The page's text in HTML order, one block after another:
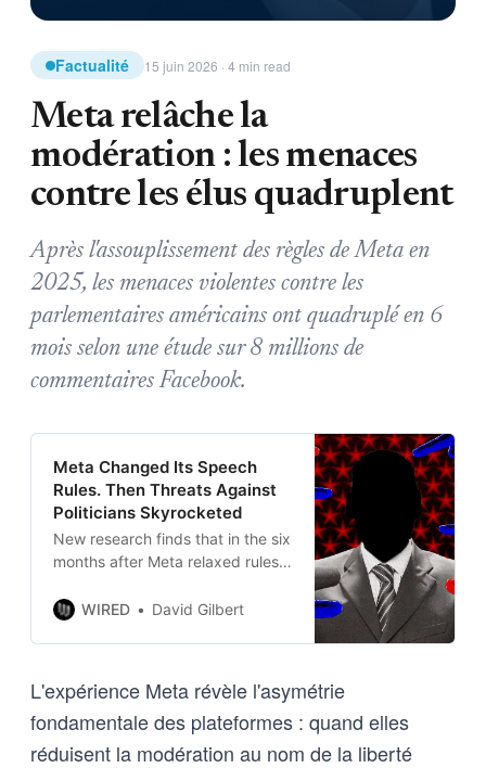
Factualité 15 juin 2026 · 4 min read
Meta relâche la
modération : les menaces
contre les élus quadruplent
Après l'assouplissement des règles de Meta en
2025, les menaces violentes contre les
parlementaires américains ont quadruplé en 6
mois selon une étude sur 8 millions de
commentaires Facebook.
Meta Changed Its Speech
Rules. Then Threats Against
Politicians Skyrocketed
New research finds that in the six
months after Meta relaxed rules
violent threats against lawmakers
WIRED David Gilbert
L'expérience Meta révèle l'asymétrie
fondamentale des plateformes : quand elles
réduisent la modération au nom de la liberté